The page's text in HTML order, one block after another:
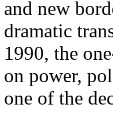
and new
dramatic
1990, the
on power,
one of the